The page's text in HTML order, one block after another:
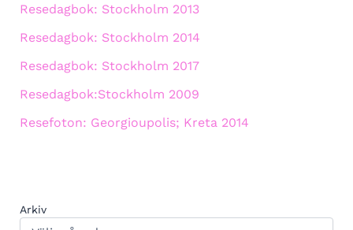
Resedagbok: Stockholm 2013
Resedagbok: Stockholm 2014
Resedagbok: Stockholm 2017
Resedagbok:Stockholm 2009
Resefoton: Georgioupolis; Kreta 2014
Arkiv